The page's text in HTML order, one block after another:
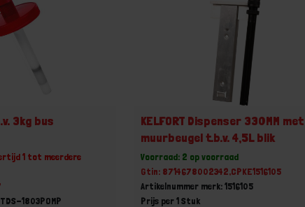
3kg bus
1 tot meerdere
1803POMP
KELFORT Dispenser 330MM met
muurbeugel t.b.v. 4,5L blik
Voorraad: 2 op voorraad
Gtin: 8714678002342,CPKE1516105
Artikelnummer merk: 1516105
Prijs per 1 Stuk